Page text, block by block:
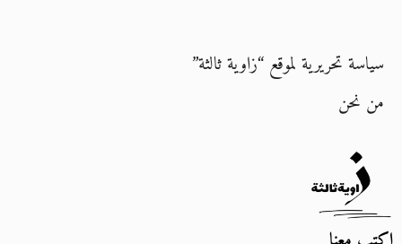
سياسة تحريرية لموقع “زاوية ثالثة”
من نحن